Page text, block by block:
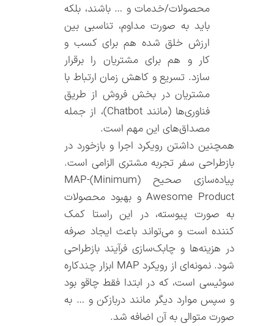
محصولات/خدمات و … باشند، بلکه
باید به صورت مداوم، تناسبی بین
ارزش خلق شده هم برای کسب و
کار و هم برای مشتریان را برقرار
سازد. تسریع و کاهش زمان ارتباط با
مشتریان در بخش فروش از طریق
فناوری‌ها (مانند Chatbot)، از جمله
مصداق‌های این مهم است.
همچنین داشتن رویکرد اجرا و بازخورد در
بازطراحی سفر تجربه مشتری الزامی است.
پیاده‌سازی صحیح (MAP-(Minimum
Awesome Product و بهبود محصولات
به صورت پیوسته، در این راستا کمک
کننده است و می‌تواند باعث ایجاد صرفه
در هزینه‌ها و چابک‌سازی فرآیند بازطراحی
شود. نمونه‌ای از رویکرد MAP ابزار چندکاره
سوئیسی است، که در ابتدا فقط چاقو بود
و سپس موارد دیگر مانند دربازکن و … به
صورت متوالی به آن اضافه شد.